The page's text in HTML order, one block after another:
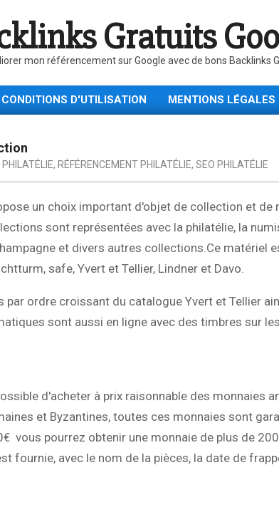
Gratuits
mon référencement sur Google avec de bons Backlinks
CONDITIONS D'UTILISATION MENTIONS LÉGALES
, RÉFÉRENCEMENT PHILATÉLIE, SEO PHILATÉLIE
un choix important d'objet de collection et de
sont représentées avec la philatélie, la
et divers autres collections.Ce matériel
safe, Yvert et Tellier, Lindner et Davo.
ordre croissant du catalogue Yvert et Tellier
sont aussi en ligne avec des timbres sur
d'acheter à prix raisonnable des monnaies
et Byzantines, toutes ces monnaies sont
vous pourrez obtenir une monnaie de plus de
fournie, avec le nom de la pièces, la date de